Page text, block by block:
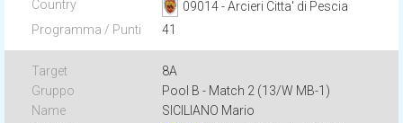
09014 - Arcieri Citta' di Pescia
41
8A
Pool B - Match 2 (13/W MB-1)
SICILIANO Mario